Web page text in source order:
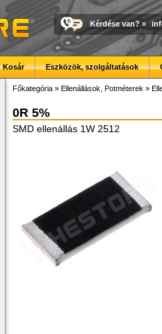
Kérdése van? »
Kosár Eszközök, szolgáltatások
Főkategória » Ellenállások, Potméterek »
0R 5%
SMD ellenállás 1W 2512